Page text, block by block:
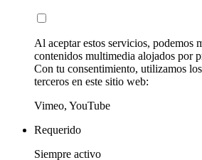
Al aceptar estos servicios, podemos
contenidos multimedia alojados por
Con tu consentimiento, utilizamos
terceros en este sitio web:
Vimeo, YouTube
Requerido
Siempre activo